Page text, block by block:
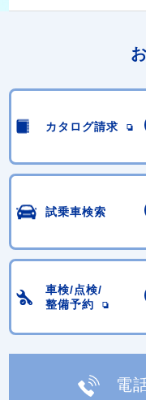
カタログ請求
試乗車検索
車検/点検/
整備予約
電